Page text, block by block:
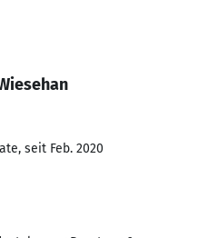
seit Feb. 2020